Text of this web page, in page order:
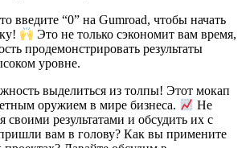
введите “0” на Gumroad, чтобы начать
Это не только сэкономит вам время,
продемонстрировать результаты
уровне.
выделиться из толпы! Этот мокап
оружием в мире бизнеса.
Не
своими результатами и обсудить их с
вам в голову? Как вы примените